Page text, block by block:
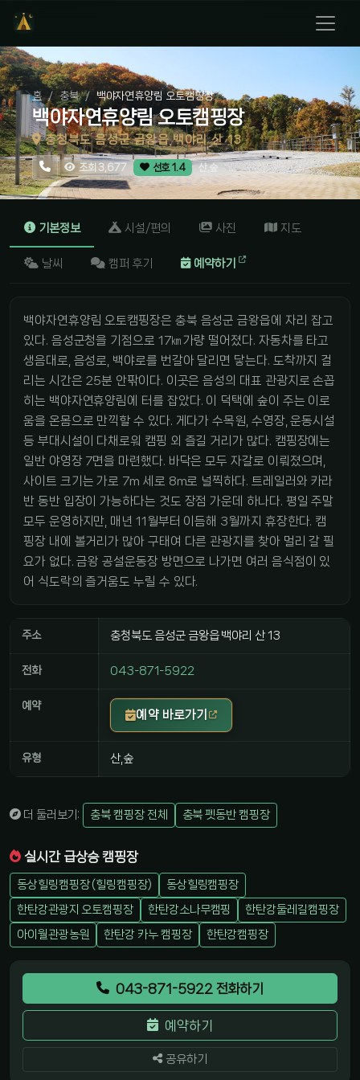
홈 충북 백야자연휴양림 오토캠핑장
백야자연휴양림 오토캠핑장
충청북도 음성군 금왕읍 백야리 산 13
조회 3,677 선호 1.4 산,숲
기본정보 시설/편의 사진 지도
날씨 캠퍼 후기 예약하기
백야자연휴양림 오토캠핑장은 충북 음성군 금왕읍에 자리 잡고
있다. 음성군청을 기점으로 17㎞가량 떨어졌다. 자동차를 타고
생음대로, 음성로, 백야로를 번갈아 달리면 닿는다. 도착까지 걸
리는 시간은 25분 안팎이다. 이곳은 음성의 대표 관광지로 손꼽
히는 백야자연휴양림에 터를 잡았다. 이 덕택에 숲이 주는 이로
움을 온몸으로 만끽할 수 있다. 게다가 수목원, 수영장, 운동시설
등 부대시설이 다채로워 캠핑 외 즐길 거리가 많다. 캠핑장에는
일반 야영장 7면을 마련했다. 바닥은 모두 자갈로 이뤄졌으며,
사이트 크기는 가로 7m 세로 8m로 널찍하다. 트레일러와 카라
반 동반 입장이 가능하다는 것도 장점 가운데 하나다. 평일 주말
모두 운영하지만, 매년 11월부터 이듬해 3월까지 휴장한다. 캠
핑장 내에 볼거리가 많아 구태여 다른 관광지를 찾아 멀리 갈 필
요가 없다. 금왕 공설운동장 방면으로 나가면 여러 음식점이 있
어 식도락의 즐거움도 누릴 수 있다.
주소 충청북도 음성군 금왕읍 백야리 산 13
전화 043-871-5922
예약
예약 바로가기
유형 산,숲
더 둘러보기: 충북 캠핑장 전체 충북 펫동반 캠핑장
실시간 급상승 캠핑장
동상힐링캠핑장 (힐링캠핑장)
동상힐링캠핑장
한탄강관광지 오토캠핑장
한탄강소나무캠핑
한탄강둘레길캠핑장
아이월관광농원
한탄강 카누 캠핑장 한탄강캠핑장
043-871-5922 전화하기
예약하기
공유하기